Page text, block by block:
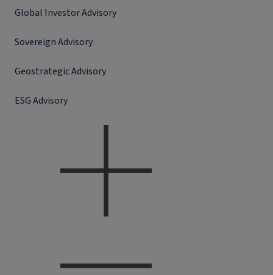
Global Investor Advisory
Sovereign Advisory
Geostrategic Advisory
ESG Advisory